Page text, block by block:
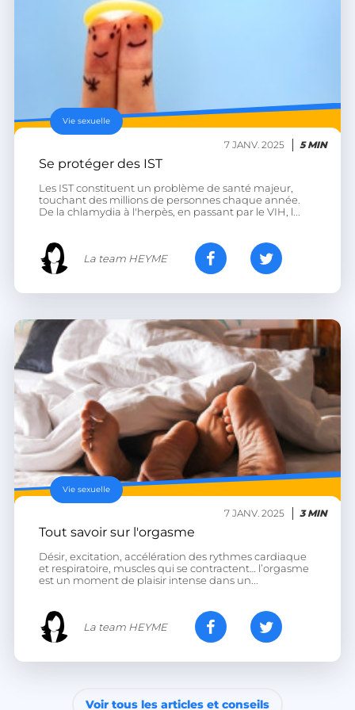
7 JANV. 2025 5 MIN
Vie sexuelle
Se protéger des IST
Les IST constituent un problème de santé majeur,
touchant des millions de personnes chaque année.
De la chlamydia à l'herpès, en passant par le VIH, l...
La team HEYME
7 JANV. 2025 3 MIN
Vie sexuelle
Tout savoir sur l'orgasme
Désir, excitation, accélération des rythmes cardiaque
et respiratoire, muscles qui se contractent… l’orgasme
est un moment de plaisir intense dans un...
La team HEYME
Voir tous les articles et conseils
XSRF-TOKEN
__lc_cst
On Direct Business
Services Limited
.accounts.livechatinc.com
.heyme.care
__oauth_redirect_detector
LiveChat
accounts.livechatinc.com
CookieScriptConsent
CookieScript